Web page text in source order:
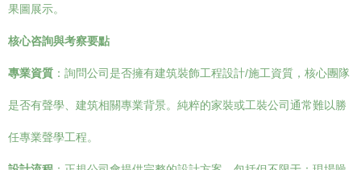
果圖展示。
核心咨詢與考察要點
專業資質 ：詢問公司是否擁有建筑裝飾工程設計/施工資質，核心團隊
是否有聲學、建筑相關專業背景。純粹的家裝或工裝公司通常難以勝
任專業聲學工程。